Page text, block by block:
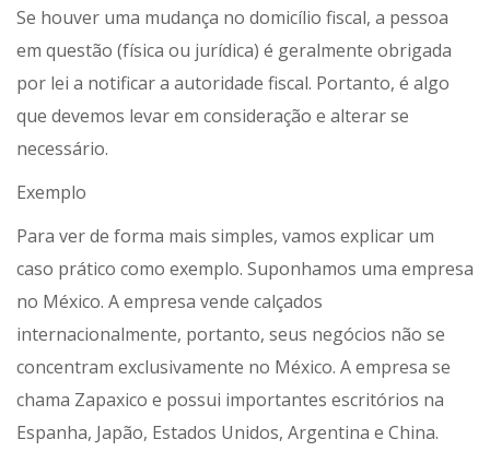
Se houver uma mudança no domicílio fiscal, a pessoa
em questão (física ou jurídica) é geralmente obrigada
por lei a notificar a autoridade fiscal. Portanto, é algo
que devemos levar em consideração e alterar se
necessário.
Exemplo
Para ver de forma mais simples, vamos explicar um
caso prático como exemplo. Suponhamos uma empresa
no México. A empresa vende calçados
internacionalmente, portanto, seus negócios não se
concentram exclusivamente no México. A empresa se
chama Zapaxico e possui importantes escritórios na
Espanha, Japão, Estados Unidos, Argentina e China.